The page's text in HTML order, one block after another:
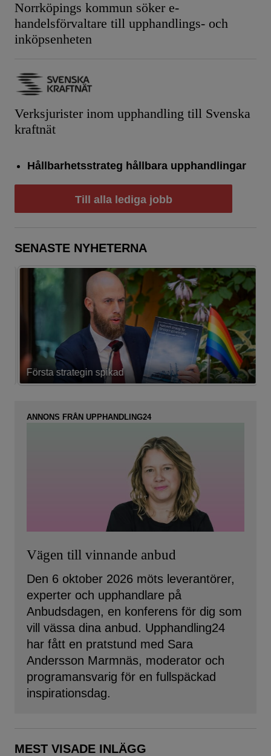
Norrköpings kommun söker e-
handelsförvaltare till upphandlings- och
inköpsenheten
Verksjurister inom upphandling till Svenska
kraftnät
Hållbarhetsstrateg hållbara upphandlingar
Till alla lediga jobb
SENASTE NYHETERNA
Första strategin spikad
ANNONS FRÅN UPPHANDLING24
Vägen till vinnande anbud
Den 6 oktober 2026 möts leverantörer,
experter och upphandlare på
Anbudsdagen, en konferens för dig som
vill vässa dina anbud. Upphandling24
har fått en pratstund med Sara
Andersson Marmnäs, moderator och
programansvarig för en fullspäckad
inspirationsdag.
MEST VISADE INLÄGG